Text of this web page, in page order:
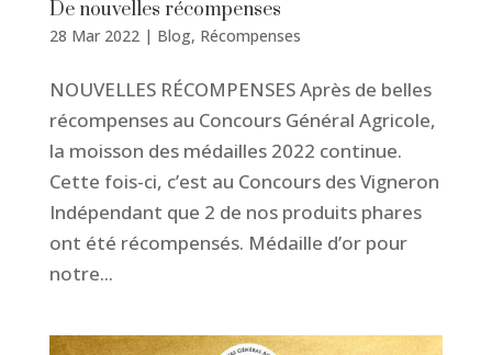
De nouvelles récompenses
28 Mar 2022| Blog, Récompenses
NOUVELLES RÉCOMPENSES Après de belles
récompenses au Concours Général Agricole,
la moisson des médailles 2022 continue.
Cette fois-ci, c’est au Concours des Vigneron
Indépendant que 2 de nos produits phares
ont été récompensés. Médaille d’or pour
notre...